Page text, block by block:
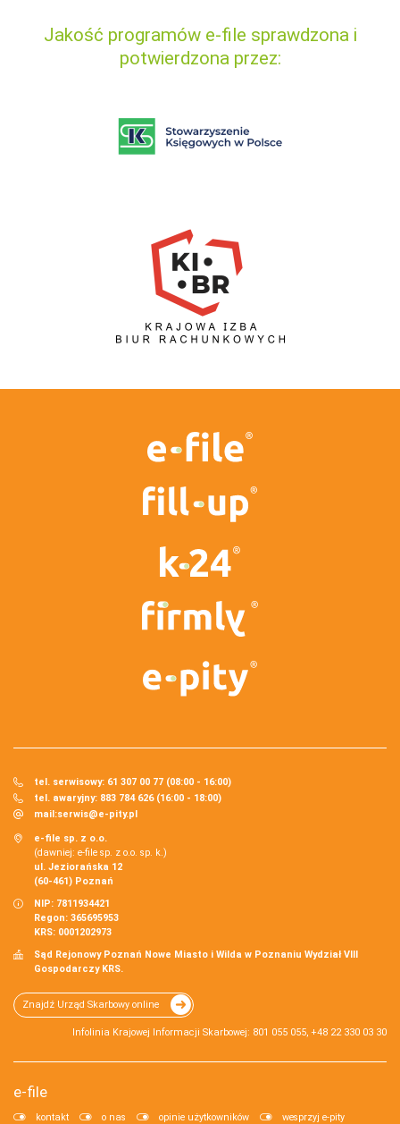
Jakość programów e-file sprawdzona i
potwierdzona przez:
tel. serwisowy: 61 307 00 77 (08:00 - 16:00)
tel. awaryjny: 883 784 626 (16:00 - 18:00)
mail:serwis@e-pity.pl
e-file sp. z o.o.
(dawniej: e-file sp. z o.o. sp. k.)
ul. Jeziorańska 12
(60-461) Poznań
NIP: 7811934421
Regon: 365695953
KRS: 0001202973
Sąd Rejonowy Poznań Nowe Miasto i Wilda w Poznaniu Wydział VIII
Gospodarczy KRS.
Znajdź Urząd Skarbowy online
Infolinia Krajowej Informacji Skarbowej: 801 055 055, +48 22 330 03 30
e-file
kontakt o nas opinie użytkowników
wesprzyj e-pity